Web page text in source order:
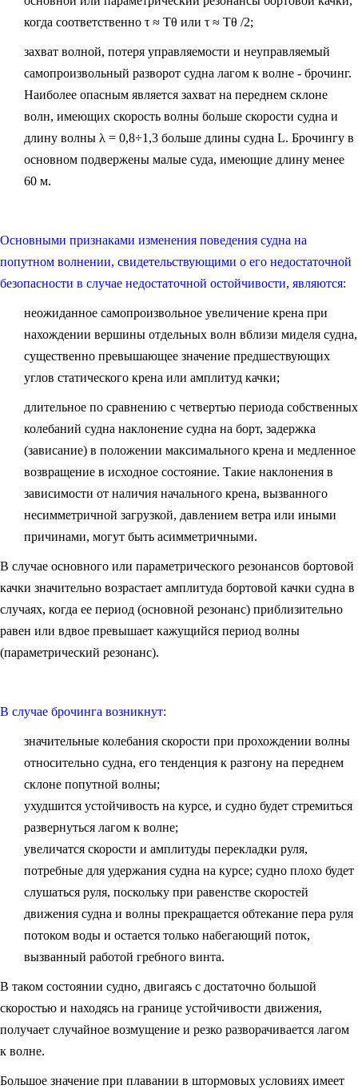
когда соответственно τ ≈ Тθ или τ ≈ Тθ /2;
захват волной, потеря управляемости и неуправляемый
самопроизвольный разворот судна лагом к волне - брочинг.
Наиболее опасным является захват на переднем склоне
волн, имеющих скорость волны больше скорости судна и
длину волны λ = 0,8÷1,3 больше длины судна L. Брочингу в
основном подвержены малые суда, имеющие длину менее
60 м.
Основными признаками изменения поведения судна на
попутном волнении, свидетельствующими о его недостаточной
безопасности в случае недостаточной остойчивости, являются:
неожиданное самопроизвольное увеличение крена при
нахождении вершины отдельных волн вблизи миделя судна,
существенно превышающее значение предшествующих
углов статического крена или амплитуд качки;
длительное по сравнению с четвертью периода собственных
колебаний судна наклонение судна на борт, задержка
(зависание) в положении максимального крена и медленное
возвращение в исходное состояние. Такие наклонения в
зависимости от наличия начального крена, вызванного
несимметричной загрузкой, давлением ветра или иными
причинами, могут быть асимметричными.
В случае основного или параметрического резонансов бортовой
качки значительно возрастает амплитуда бортовой качки судна в
случаях, когда ее период (основной резонанс) приблизительно
равен или вдвое превышает кажущийся период волны
(параметрический резонанс).
В случае брочинга возникнут:
значительные колебания скорости при прохождении волны
относительно судна, его тенденция к разгону на переднем
склоне попутной волны;
ухудшится устойчивость на курсе, и судно будет стремиться
развернуться лагом к волне;
увеличатся скорости и амплитуды перекладки руля,
потребные для удержания судна на курсе; судно плохо будет
слушаться руля, поскольку при равенстве скоростей
движения судна и волны прекращается обтекание пера руля
потоком воды и остается только набегающий поток,
вызванный работой гребного винта.
В таком состоянии судно, двигаясь с достаточно большой
скоростью и находясь на границе устойчивости движения,
получает случайное возмущение и резко разворачивается лагом
к волне.
Большое значение при плавании в штормовых условиях имеет